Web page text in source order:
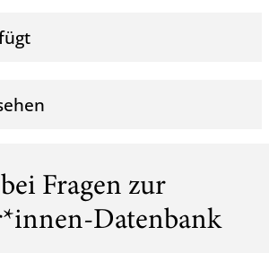
Fragen zur
Datenbank